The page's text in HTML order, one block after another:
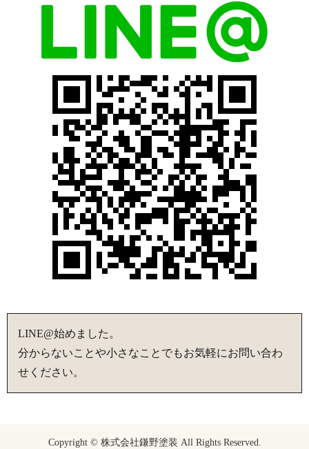
LINE@始めました。
分からないことや小さなことでもお気軽にお問い合わ
せください。
Copyright © 株式会社鎌野塗装 All Rights Reserved.